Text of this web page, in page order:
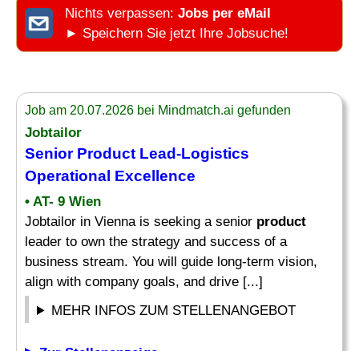
Nichts verpassen: Jobs per eMail
► Speichern Sie jetzt Ihre Jobsuche!
Job am 20.07.2026 bei Mindmatch.ai gefunden
Jobtailor
Senior Product Lead-Logistics
Operational Excellence
• AT- 9 Wien
Jobtailor in Vienna is seeking a senior product
leader to own the strategy and success of a
business stream. You will guide long-term vision,
align with company goals, and drive [...]
MEHR INFOS ZUM STELLENANGEBOT